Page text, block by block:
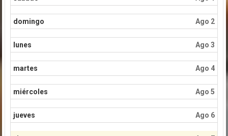
domingo Ago 2
lunes Ago 3
martes Ago 4
miércoles Ago 5
jueves Ago 6